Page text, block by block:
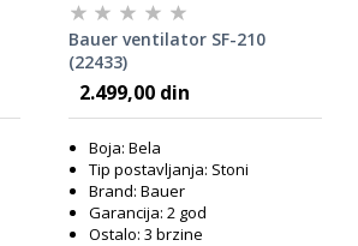
Bauer ventilator SF-210
(22433)
2.499,00 din
Boja: Bela
Tip postavljanja: Stoni
Brand: Bauer
Garancija: 2 god
Ostalo: 3 brzine